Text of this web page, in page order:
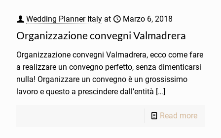
Wedding Planner Italy at Marzo 6, 2018
Organizzazione convegni Valmadrera
Organizzazione convegni Valmadrera, ecco come fare
a realizzare un convegno perfetto, senza dimenticarsi
nulla! Organizzare un convegno è un grossissimo
lavoro e questo a prescindere dall’entità […]
Read more